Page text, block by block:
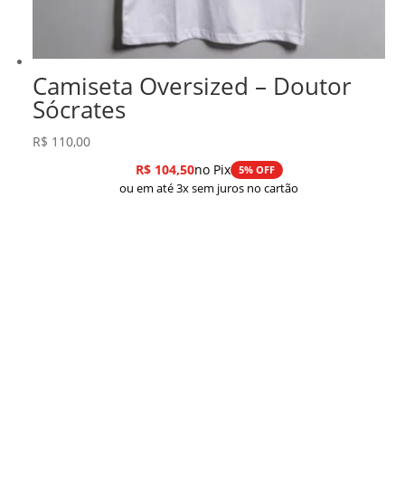
Camiseta Oversized – Doutor
Sócrates
R$ 110,00
R$104,50no Pix 5% OFF
ou em até 3x sem juros no cartão